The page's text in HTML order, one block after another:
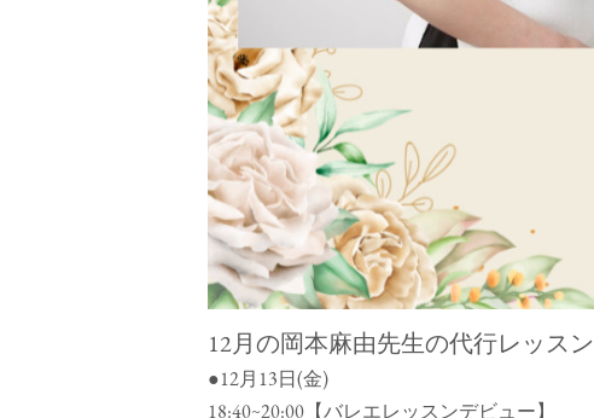
12月の岡本麻由先生の代行レッスン
●12月13日(金)
18:40∼20:00【バレエレッスンデビュー】